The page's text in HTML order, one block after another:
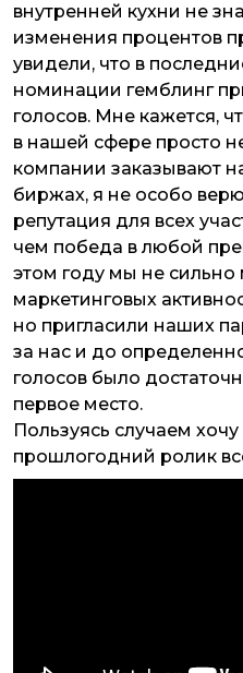
внутренней кухни не
изменения процентов
увидели, что в
номинации гемблинг
голосов. Мне кажется,
в нашей сфере просто
компании заказывают
биржах, я не особо
репутация для всех
чем победа в любой
этом году мы не сильно
маркетинговых
но пригласили наших
за нас и до
голосов было
первое место.
Пользуясь случаем
прошлогодний ролик